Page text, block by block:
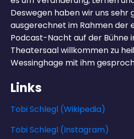
Deswegen haben wir uns sehr
ausgerechnet im Rahmen der
Podcast-Nacht auf der Bühne
Theatersaal willkommen zu
Wessinghage mit ihm
Links
Tobi Schlegl (Wikipedia)
Tobi Schlegl (Instagram)